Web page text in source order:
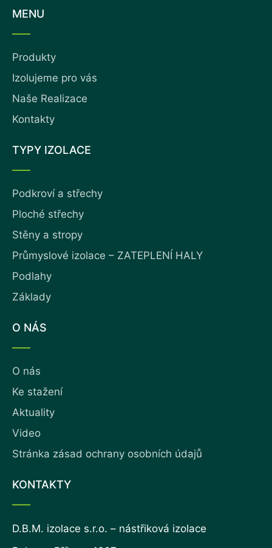
MENU
Produkty
Izolujeme pro vás
Naše Realizace
Kontakty
TYPY IZOLACE
Podkroví a střechy
Ploché střechy
Stěny a stropy
Průmyslové izolace – ZATEPLENÍ HALY
Podlahy
Základy
O NÁS
O nás
Ke stažení
Aktuality
Video
Stránka zásad ochrany osobních údajů
KONTAKTY
D.B.M. izolace s.r.o. – nástřiková izolace